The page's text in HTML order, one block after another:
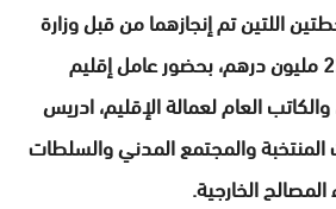
اللتين تم إنجازهما من قبل وزارة
الداخلية بكلفة تقدر بـ 22 مليون درهم، بحضور عامل إقليم
العام لعمالة الإقليم، ادريس
المنتخبة والمجتمع المدني والسلطات
المصالح الخارجية.